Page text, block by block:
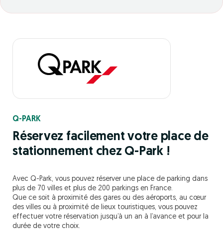
Q-PARK
Réservez facilement votre place de
stationnement chez Q-Park !
Avec Q-Park, vous pouvez réserver une place de parking dans
plus de 70 villes et plus de 200 parkings en France.
Que ce soit à proximité des gares ou des aéroports, au cœur
des villes ou à proximité de lieux touristiques, vous pouvez
effectuer votre réservation jusqu’à un an à l’avance et pour la
durée de votre choix.